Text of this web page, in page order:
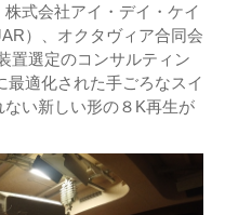
式会社アイ・デイ・ケイ
）、オクタヴィア合同会
置選定のコンサルティン
最適化された手ごろなスイ
い新しい形の８K再生が